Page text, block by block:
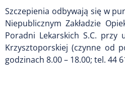
Szczepienia odbywają się w
Niepublicznym Zakładzie
Poradni Lekarskich S.C. przy
Krzysztoporskiej (czynne od
godzinach 8.00 – 18.00; tel. 44